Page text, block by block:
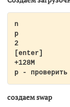
n
p
2
[enter]
+128M
p - проверить
создаем swap